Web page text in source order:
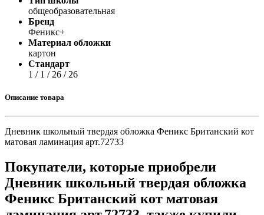
общеобразовательная
Бренд
Феникс+
Материал обложки
картон
Стандарт
1 / 1 / 26 / 26
Описание товара
Дневник школьный твердая обложка Феникс Британский кот
матовая ламинация арт.72733
Покупатели, которые приобрели
Дневник школьный твердая обложка
Феникс Британский кот матовая